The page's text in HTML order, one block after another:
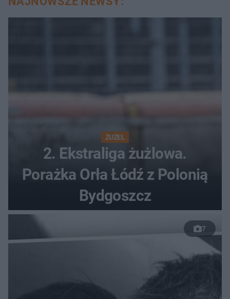
ŻUŻEL
2. Ekstraliga żużlowa.
Porażka Orła Łódź z Polonią
Bydgoszcz
7